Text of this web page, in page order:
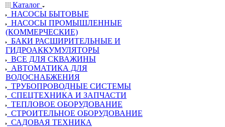
Каталог
НАСОСЫ БЫТОВЫЕ
НАСОСЫ ПРОМЫШЛЕННЫЕ
(КОММЕРЧЕСКИЕ)
БАКИ РАСШИРИТЕЛЬНЫЕ И
ГИДРОАККУМУЛЯТОРЫ
ВСЕ ДЛЯ СКВАЖИНЫ
АВТОМАТИКА ДЛЯ
ВОДОСНАБЖЕНИЯ
ТРУБОПРОВОДНЫЕ СИСТЕМЫ
СПЕЦТЕХНИКА И ЗАПЧАСТИ
ТЕПЛОВОЕ ОБОРУДОВАНИЕ
СТРОИТЕЛЬНОЕ ОБОРУДОВАНИЕ
САДОВАЯ ТЕХНИКА